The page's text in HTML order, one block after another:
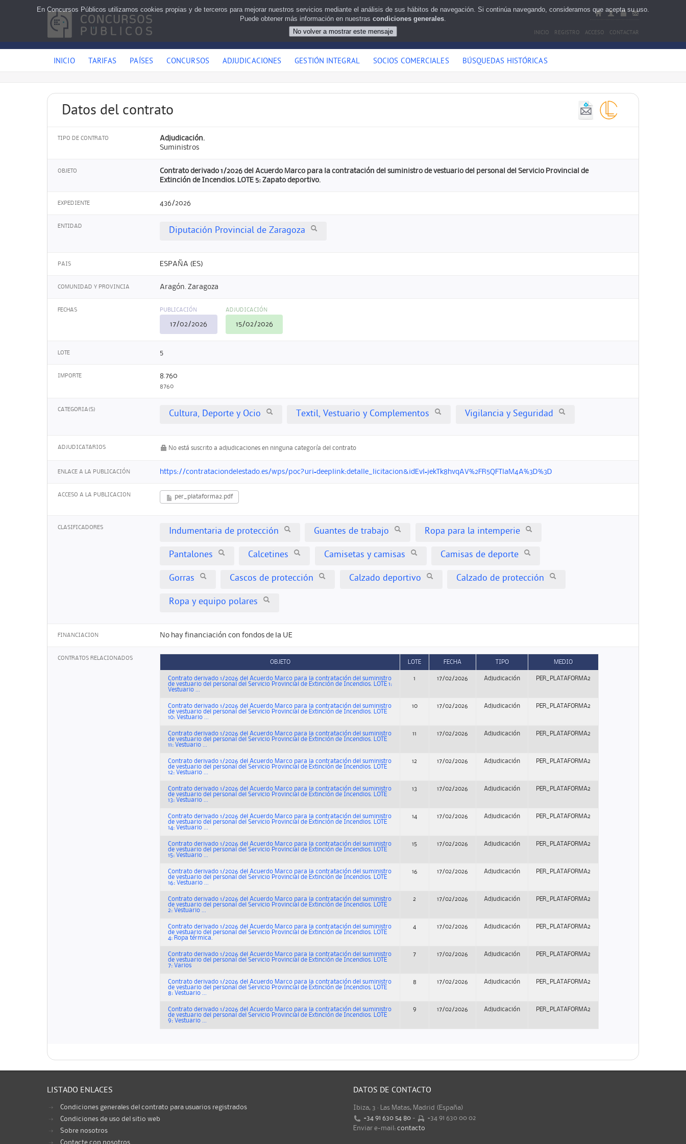
INICIO REGISTRO ACCESO CONTACTAR
INICIO TARIFAS PAÍSES CONCURSOS ADJUDICACIONES GESTIÓN INTEGRAL SOCIOS COMERCIALES BÚSQUEDAS HISTÓRICAS
Datos del contrato
TIPO DE CONTRATO
Adjudicación.
Suministros
OBJETO
Contrato derivado 1/2026 del Acuerdo Marco para la contratación del suministro de vestuario del personal del Servicio Provincial de
Extinción de Incendios. LOTE 5: Zapato deportivo.
EXPEDIENTE 436/2026
ENTIDAD Diputación Provincial de Zaragoza
PAIS ESPAÑA (ES)
COMUNIDAD Y PROVINCIA Aragón. Zaragoza
FECHAS PUBLICACIÓN
17/02/2026
ADJUDICACIÓN
15/02/2026
LOTE 5
IMPORTE 8.760
8760
CATEGORIA(S) Cultura, Deporte y Ocio Textil, Vestuario y Complementos Vigilancia y Seguridad
ADJUDICATARIOS No está suscrito a adjudicaciones en ninguna categoría del contrato
ENLACE A LA PUBLICACIÓN https://contrataciondelestado.es/wps/poc?uri=deeplink:detalle_licitacion&idEvl=jekTk8hvqAV%2FR5QFTlaM4A%3D%3D
ACCESO A LA PUBLICACION per_plataforma2.pdf
CLASIFICADORES Indumentaria de protección Guantes de trabajo Ropa para la intemperie
Pantalones Calcetines Camisetas y camisas Camisas de deporte
Gorras Cascos de protección Calzado deportivo Calzado de protección
Ropa y equipo polares
FINANCIACION No hay financiación con fondos de la UE
CONTRATOS RELACIONADOS
OBJETO LOTE FECHA TIPO MEDIO
Contrato derivado 1/2026 del Acuerdo Marco para la contratación del suministro
de vestuario del personal del Servicio Provincial de Extinción de Incendios. LOTE 1:
Vestuario ...
1 17/02/2026 Adjudicación PER_PLATAFORMA2
Contrato derivado 1/2026 del Acuerdo Marco para la contratación del suministro
de vestuario del personal del Servicio Provincial de Extinción de Incendios. LOTE
10: Vestuario ...
10 17/02/2026 Adjudicación PER_PLATAFORMA2
Contrato derivado 1/2026 del Acuerdo Marco para la contratación del suministro
de vestuario del personal del Servicio Provincial de Extinción de Incendios. LOTE
11: Vestuario ...
11 17/02/2026 Adjudicación PER_PLATAFORMA2
Contrato derivado 1/2026 del Acuerdo Marco para la contratación del suministro
de vestuario del personal del Servicio Provincial de Extinción de Incendios. LOTE
12: Vestuario ...
12 17/02/2026 Adjudicación PER_PLATAFORMA2
Contrato derivado 1/2026 del Acuerdo Marco para la contratación del suministro
de vestuario del personal del Servicio Provincial de Extinción de Incendios. LOTE
13: Vestuario ...
13 17/02/2026 Adjudicación PER_PLATAFORMA2
Contrato derivado 1/2026 del Acuerdo Marco para la contratación del suministro
de vestuario del personal del Servicio Provincial de Extinción de Incendios. LOTE
14: Vestuario ...
14 17/02/2026 Adjudicación PER_PLATAFORMA2
Contrato derivado 1/2026 del Acuerdo Marco para la contratación del suministro
de vestuario del personal del Servicio Provincial de Extinción de Incendios. LOTE
15: Vestuario ...
15 17/02/2026 Adjudicación PER_PLATAFORMA2
Contrato derivado 1/2026 del Acuerdo Marco para la contratación del suministro
de vestuario del personal del Servicio Provincial de Extinción de Incendios. LOTE
16: Vestuario ...
16 17/02/2026 Adjudicación PER_PLATAFORMA2
Contrato derivado 1/2026 del Acuerdo Marco para la contratación del suministro
de vestuario del personal del Servicio Provincial de Extinción de Incendios. LOTE
2: Vestuario ...
2 17/02/2026 Adjudicación PER_PLATAFORMA2
Contrato derivado 1/2026 del Acuerdo Marco para la contratación del suministro
de vestuario del personal del Servicio Provincial de Extinción de Incendios. LOTE
4: Ropa térmica.
4 17/02/2026 Adjudicación PER_PLATAFORMA2
Contrato derivado 1/2026 del Acuerdo Marco para la contratación del suministro
de vestuario del personal del Servicio Provincial de Extinción de Incendios. LOTE
7: Varios
7 17/02/2026 Adjudicación PER_PLATAFORMA2
Contrato derivado 1/2026 del Acuerdo Marco para la contratación del suministro
de vestuario del personal del Servicio Provincial de Extinción de Incendios. LOTE
8: Vestuario ...
8 17/02/2026 Adjudicación PER_PLATAFORMA2
Contrato derivado 1/2026 del Acuerdo Marco para la contratación del suministro
de vestuario del personal del Servicio Provincial de Extinción de Incendios. LOTE
9: Vestuario ...
9 17/02/2026 Adjudicación PER_PLATAFORMA2
LISTADO ENLACES
Condiciones generales del contrato para usuarios registrados
Condiciones de uso del sitio web
Sobre nosotros
Contacte con nosotros
DATOS DE CONTACTO
Ibiza, 3 · Las Matas, Madrid (España)
+34 91 630 54 80 -
+34 91 630 00 02
Enviar e-mail: contacto
En Concursos Públicos utilizamos cookies propias y de terceros para mejorar nuestros servicios mediante el análisis de sus hábitos de navegación. Si continúa navegando, consideramos que acepta su uso.
Puede obtener más información en nuestras condiciones generales.